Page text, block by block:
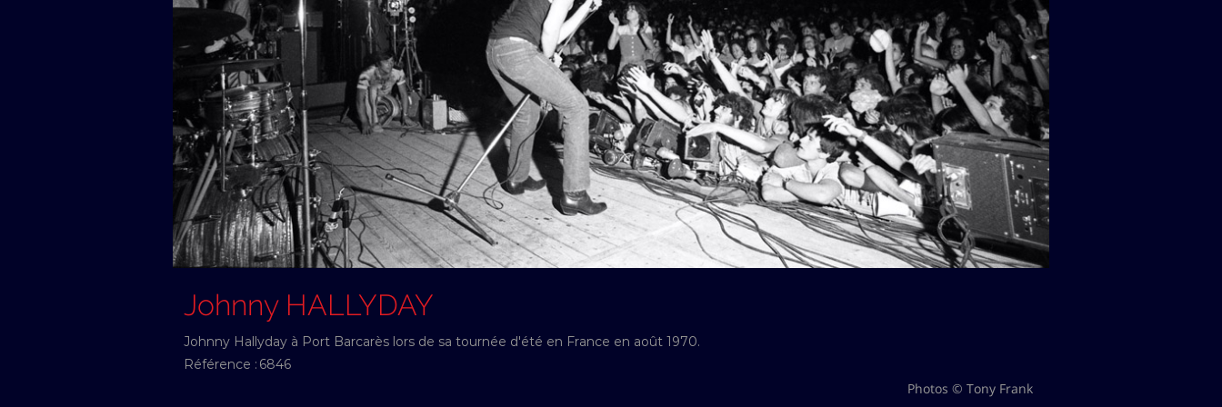
Johnny HALLYDAY
Johnny Hallyday à Port Barcarès lors de sa tournée d'été en France en août 1970.
Référence : 6846
Photos © Tony Frank